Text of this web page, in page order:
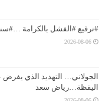
#ترقيع #الفشل بالكرامة
2026-08-06
الجولاني… التهديد الذي
اليقظة…رياض سعد